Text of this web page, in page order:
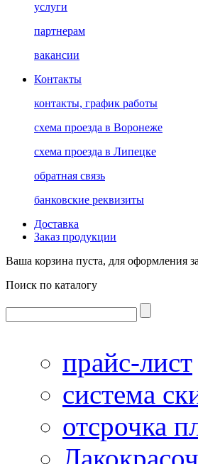
услуги
партнерам
вакансии
Контакты
контакты, график работы
схема проезда в Воронеже
схема проезда в Липецке
обратная связь
банковские реквизиты
Доставка
Заказ продукции
Ваша корзина пуста, для оформления
Поиск по каталогу
прайс-лист
система
отсрочка